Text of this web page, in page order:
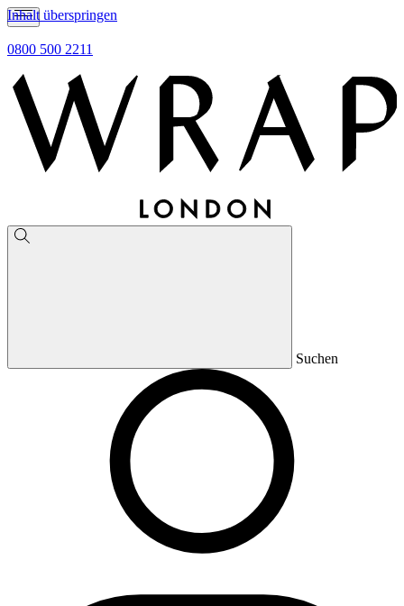
Inhalt überspringen
0800 500 2211
Suchen